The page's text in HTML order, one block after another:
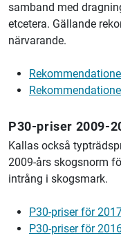
samband med
etcetera. Gällande
närvarande.
P30-priser 2009-
Kallas också
2009-års skogsnorm
intrång i skogsmark.
P30-priser för
P30-priser för